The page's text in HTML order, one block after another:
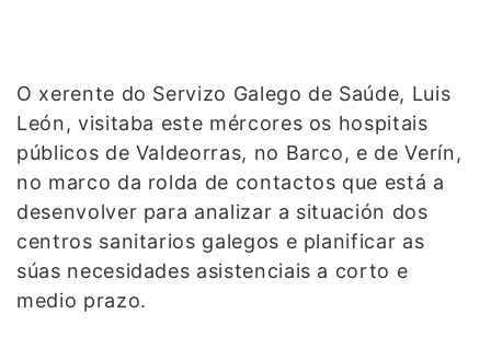
O xerente do Servizo Galego de Saúde, Luis
León, visitaba este mércores os hospitais
públicos de Valdeorras, no Barco, e de Verín,
no marco da rolda de contactos que está a
desenvolver para analizar a situación dos
centros sanitarios galegos e planificar as
súas necesidades asistenciais a corto e
medio prazo.